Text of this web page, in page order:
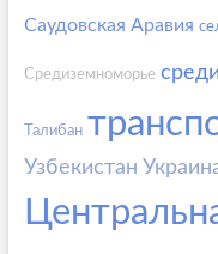
Саудовская Аравия
Средиземноморье
Талибан
Узбекистан